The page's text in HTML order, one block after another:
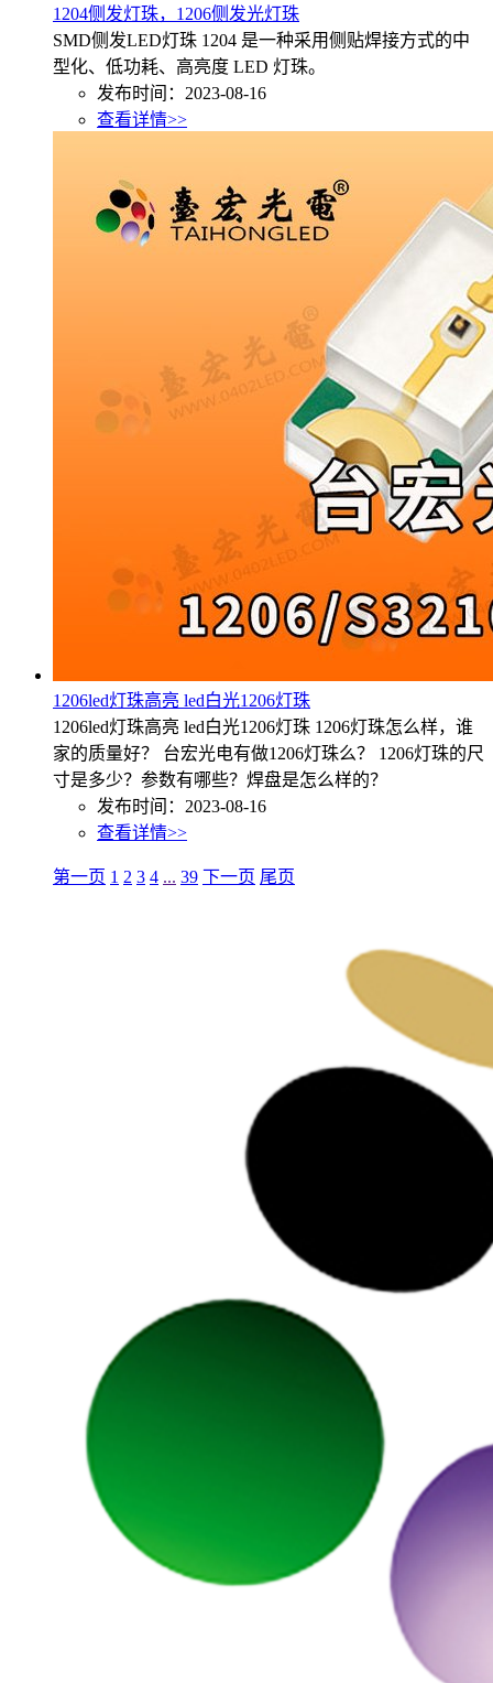
1204侧发灯珠，1206侧发光灯珠
SMD侧发LED灯珠 1204 是一种采用侧贴焊接方式的中
型化、低功耗、高亮度 LED 灯珠。
发布时间：2023-08-16
查看详情>>
1206led灯珠高亮 led白光1206灯珠
1206led灯珠高亮 led白光1206灯珠 1206灯珠怎么样，谁
家的质量好？ 台宏光电有做1206灯珠么？ 1206灯珠的尺
寸是多少？参数有哪些？焊盘是怎么样的？
发布时间：2023-08-16
查看详情>>
第一页 1 2 3 4 ... 39 下一页 尾页